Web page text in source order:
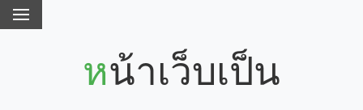
หน้าเว็บเป็น